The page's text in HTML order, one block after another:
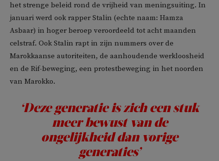
het strenge beleid rond de vrijheid van meningsuiting. In
januari werd ook rapper Stalin (echte naam: Hamza
Asbaar) in hoger beroep veroordeeld tot acht maanden
celstraf. Ook Stalin rapt in zijn nummers over de
Marokkaanse autoriteiten, de aanhoudende werkloosheid
en de Rif-beweging, een protestbeweging in het noorden
van Marokko.
‘Deze generatie is zich een stuk
meer bewust van de
ongelijkheid dan vorige
generaties’